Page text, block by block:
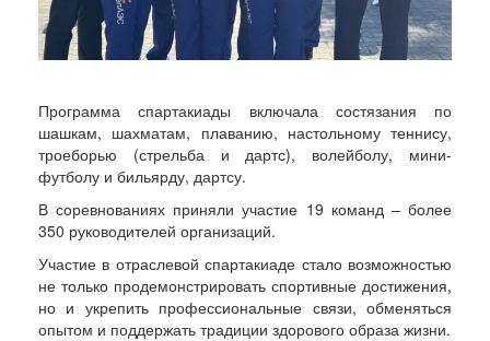
Программа спартакиады включала состязания по
шашкам, шахматам, плаванию, настольному теннису,
троеборью (стрельба и дартс), волейболу, мини-
футболу и бильярду, дартсу.
В соревнованиях приняли участие 19 команд – более
350 руководителей организаций.
Участие в отраслевой спартакиаде стало возможностью
не только продемонстрировать спортивные достижения,
но и укрепить профессиональные связи, обменяться
опытом и поддержать традиции здорового образа жизни.